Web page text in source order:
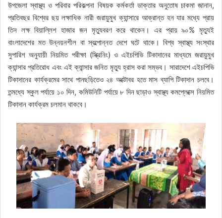
উপজেলা স্বাস্থ্য ও পরিবার পরিকল্পনা বিষয়ক কর্মকর্তা ডাক্তার অনুতোষ চাকমা জানান,
প্রতিবছর বিশ্বের ছয় লক্ষাধিক নারী জরায়ুমুখ ক্যান্সারে আক্রান্ত হন যার মধ্যে প্রায়
তিন লক্ষ বিয়াল্লিশ হাজার জন মৃত্যুবরণ করে থাকেন। এর প্রায় ৯০% মৃত্যুই
বাংলাদেশের মত উন্নয়নশীল বা স্বল্পোন্নত দেশে ঘটে থাকে। বিশ্ব স্বাস্থ্য সংস্থার
সুপারিশ অনুযায়ী নিয়মিত পরীক্ষা (স্ক্রিনিং) ও এইচপিভি টিকাদানের মাধ্যমে জরায়ুমুখ
ক্যান্সার প্রতিরোধ এবং এই ক্যান্সার জনিত মৃত্যু হ্রাস করা সম্ভব। সারাদেশে এইচপিভি
টিকাদানের কার্যক্রমের সাথে পানছড়িতেও ২৪ অক্টোবর হতে মাস ব্যাপি টিকাদান চলবে।
তন্মধ্যে স্কুল পর্যায়ে ১০ দিন, কমিউনিটি পর্যায়ে ৮ দিন ছাড়াও স্বাস্থ্য কমপ্লেক্সে নিয়মিত
টিকাদান কার্যক্রম চলমান থাকবে।